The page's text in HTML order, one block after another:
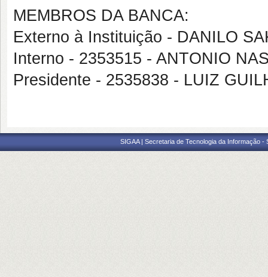
MEMBROS DA BANCA:
Externo à Instituição - DANILO
Interno - 2353515 - ANTONIO
Presidente - 2535838 - LUIZ
SIGAA | Secretaria de Tecnologia da Informação